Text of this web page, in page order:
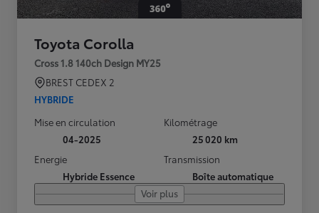
Toyota Corolla
Cross 1.8 140ch Design MY25
BREST CEDEX 2
HYBRIDE
Mise en circulation
04-2025
Kilométrage
25 020 km
Energie
Hybride Essence
Transmission
Boîte automatique
Voir plus